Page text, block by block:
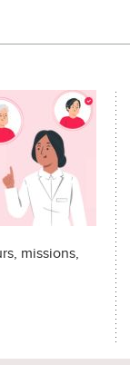
missions,